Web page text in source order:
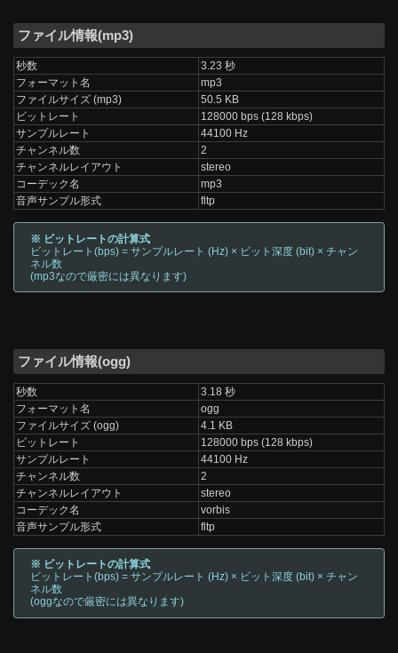
ファイル情報(mp3)
秒数
3.23 秒
フォーマット名
mp3
ファイルサイズ (mp3)
50.5 KB
ビットレート
128000 bps (128 kbps)
サンプルレート
44100 Hz
チャンネル数
2
チャンネルレイアウト
stereo
コーデック名
mp3
音声サンプル形式
fltp
※ ビットレートの計算式
ビットレート(bps) = サンプルレート (Hz) × ビット深度 (bit) × チャン
ネル数
(mp3なので厳密には異なります)
ファイル情報(ogg)
秒数
3.18 秒
フォーマット名
ogg
ファイルサイズ (ogg)
4.1 KB
ビットレート
128000 bps (128 kbps)
サンプルレート
44100 Hz
チャンネル数
2
チャンネルレイアウト
stereo
コーデック名
vorbis
音声サンプル形式
fltp
※ ビットレートの計算式
ビットレート(bps) = サンプルレート (Hz) × ビット深度 (bit) × チャン
ネル数
(oggなので厳密には異なります)